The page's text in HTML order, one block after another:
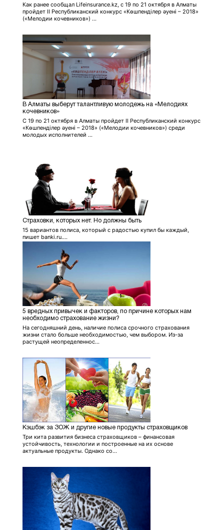
Как ранее сообщал Lifeinsurance.kz, с 19 по 21 октября в Алматы
пройдет II Республиканский конкурс «Көшпенділер әуені – 2018»
(«Мелодии кочевников») ...
В Алматы выберут талантливую молодежь на «Мелодиях
кочевников»
С 19 по 21 октября в Алматы пройдет II Республиканский конкурс
«Көшпенділер әуені – 2018» («Мелодии кочевников») среди
молодых исполнителей ...
Страховки, которых нет. Но должны быть
15 вариантов полиса, который с радостью купил бы каждый,
пишет banki.ru....
5 вредных привычек и факторов, по причине которых нам
необходимо страхование жизни?
На сегодняшний день, наличие полиса срочного страхования
жизни стало больше необходимостью, чем выбором. Из-за
растущей неопределеннос...
Кэшбэк за ЗОЖ и другие новые продукты страховщиков
Три кита развития бизнеса страховщиков – финансовая
устойчивость, технологии и построенные на их основе
актуальные продукты. Однако со...